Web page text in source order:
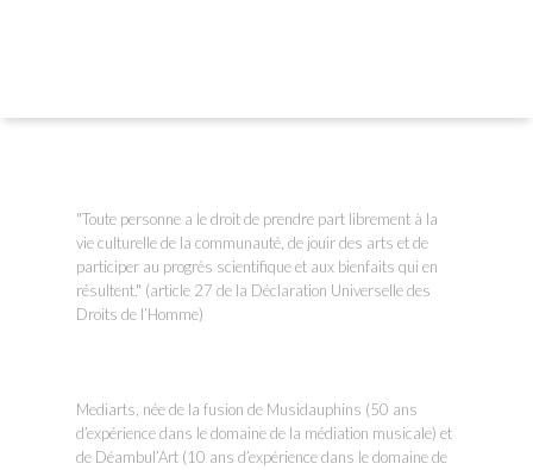
"Toute personne a le droit de prendre part librement à la
vie culturelle de la communauté, de jouir des arts et de
participer au progrès scientifique et aux bienfaits qui en
résultent." (article 27 de la Déclaration Universelle des
Droits de l’Homme)
Mediarts, née de la fusion de Musidauphins (50 ans
d’expérience dans le domaine de la médiation musicale) et
de Déambul’Art (10 ans d’expérience dans le domaine de